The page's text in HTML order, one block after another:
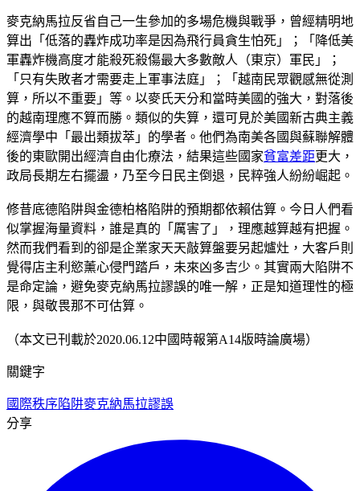
麥克納馬拉反省自己一生參加的多場危機與戰爭，曾經精明地
算出「低落的轟炸成功率是因為飛行員貪生怕死」；「降低美
軍轟炸機高度才能殺死殺傷最大多數敵人（東京）軍民」；
「只有失敗者才需要走上軍事法庭」；「越南民眾觀感無從測
算，所以不重要」等。以麥氏天分和當時美國的強大，對落後
的越南理應不算而勝。類似的失算，還可見於美國新古典主義
經濟學中「最出類拔萃」的學者。他們為南美各國與蘇聯解體
後的東歐開出經濟自由化療法，結果這些國家貧富差距更大，
政局長期左右擺盪，乃至今日民主倒退，民粹強人紛紛崛起。
修昔底德陷阱與金德柏格陷阱的預期都依賴估算。今日人們看
似掌握海量資料，誰是真的「厲害了」，理應越算越有把握。
然而我們看到的卻是企業家天天敲算盤要另起爐灶，大客戶則
覺得店主利慾薰心侵門踏戶，未來凶多吉少。其實兩大陷阱不
是命定論，避免麥克納馬拉謬誤的唯一解，正是知道理性的極
限，與敬畏那不可估算。
（本文已刊載於2020.06.12中國時報第A14版時論廣場）
關鍵字
國際秩序陷阱麥克納馬拉謬誤
分享